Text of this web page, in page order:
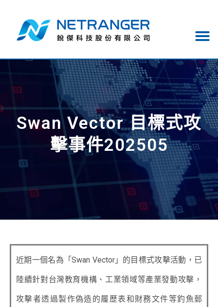
Swan Vector 目標式攻
擊事件202505
近期一個名為「Swan Vector」的目標式攻擊活動，已
陸續針對台灣教育機構、工業領域等產業發動攻擊，
攻擊者透過製作偽造的履歷表和財務文件等釣魚郵